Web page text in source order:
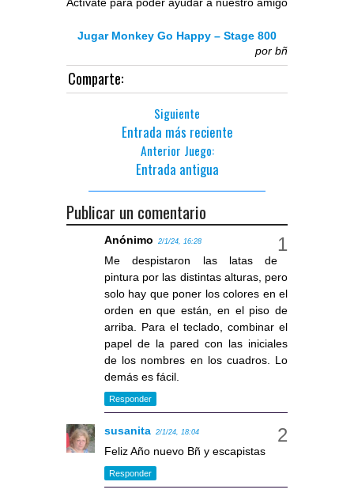
Jugar Monkey Go Happy – Stage 800
por bñ
Comparte:
Siguiente
Entrada más reciente
Anterior Juego:
Entrada antigua
Publicar un comentario
Anónimo 2/1/24, 16:28
Me despistaron las latas de
pintura por las distintas alturas, pero
solo hay que poner los colores en el
orden en que están, en el piso de
arriba. Para el teclado, combinar el
papel de la pared con las iniciales
de los nombres en los cuadros. Lo
demás es fácil.
Responder
susanita 2/1/24, 18:04
Feliz Año nuevo Bñ y escapistas
Responder